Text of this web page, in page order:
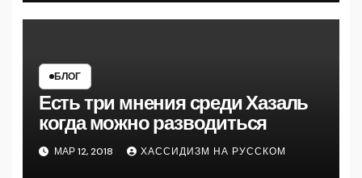
БЛОГ
Есть три мнения среди Хазаль
когда можно разводиться
МАР 12, 2018 ХАССИДИЗМ НА РУССКОМ